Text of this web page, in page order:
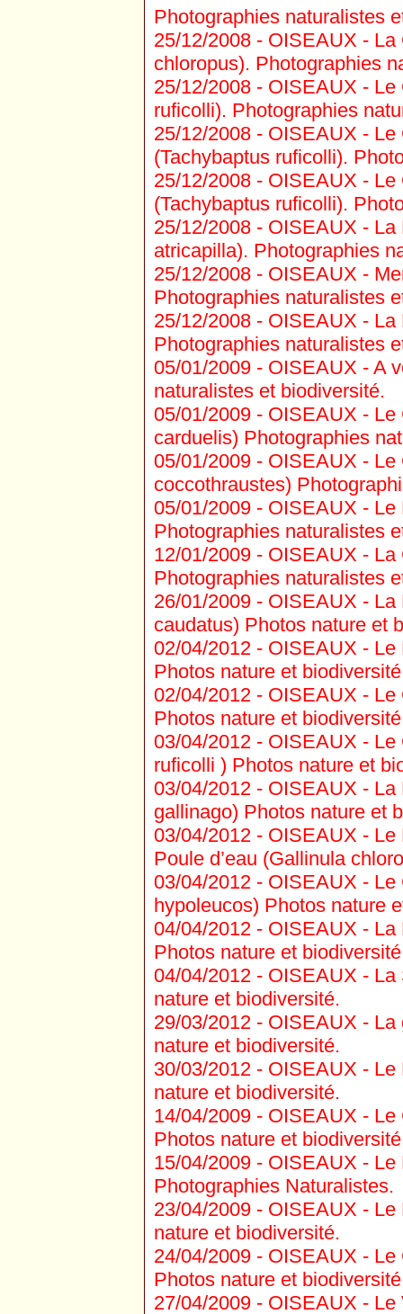
Photographies naturalistes
25/12/2008 - OISEAUX - La
chloropus). Photographies
25/12/2008 - OISEAUX - Le
ruficolli). Photographies
25/12/2008 - OISEAUX - Le
(Tachybaptus ruficolli).
25/12/2008 - OISEAUX - Le
(Tachybaptus ruficolli).
25/12/2008 - OISEAUX - La
atricapilla). Photographies
25/12/2008 - OISEAUX -
Photographies naturalistes
25/12/2008 - OISEAUX - La
Photographies naturalistes
05/01/2009 - OISEAUX - A
naturalistes et biodiversité.
05/01/2009 - OISEAUX - Le
carduelis) Photographies
05/01/2009 - OISEAUX - Le
coccothraustes)
05/01/2009 - OISEAUX - Le
Photographies naturalistes
12/01/2009 - OISEAUX - La
Photographies naturalistes
26/01/2009 - OISEAUX - La
caudatus) Photos nature et
02/04/2012 - OISEAUX - Le
Photos nature et
02/04/2012 - OISEAUX - Le
Photos nature et
03/04/2012 - OISEAUX - Le
ruficolli ) Photos nature et
03/04/2012 - OISEAUX - La
gallinago) Photos nature et
03/04/2012 - OISEAUX - Le
Poule d’eau (Gallinula
03/04/2012 - OISEAUX - Le
hypoleucos) Photos nature
04/04/2012 - OISEAUX - La
Photos nature et
04/04/2012 - OISEAUX - La
nature et biodiversité.
29/03/2012 - OISEAUX - La
nature et biodiversité.
30/03/2012 - OISEAUX - Le
nature et biodiversité.
14/04/2009 - OISEAUX - Le
Photos nature et
15/04/2009 - OISEAUX - Le
Photographies Naturalistes.
23/04/2009 - OISEAUX - Le
nature et biodiversité.
24/04/2009 - OISEAUX - Le
Photos nature et
27/04/2009 - OISEAUX - Le